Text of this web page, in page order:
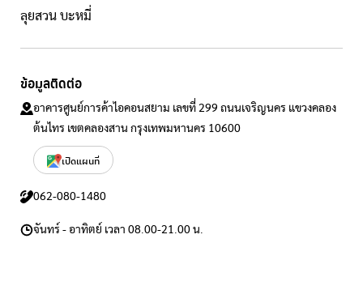
ลุยสวน บะหมี่
ข้อมูลติดต่อ
อาคารศูนย์การค้าไอคอนสยาม เลขที่ 299 ถนนเจริญนคร แขวงคลอง
ต้นไทร เขตคลองสาน กรุงเทพมหานคร 10600
เปิดแผนที่
062-080-1480
จันทร์ - อาทิตย์ เวลา 08.00-21.00 น.